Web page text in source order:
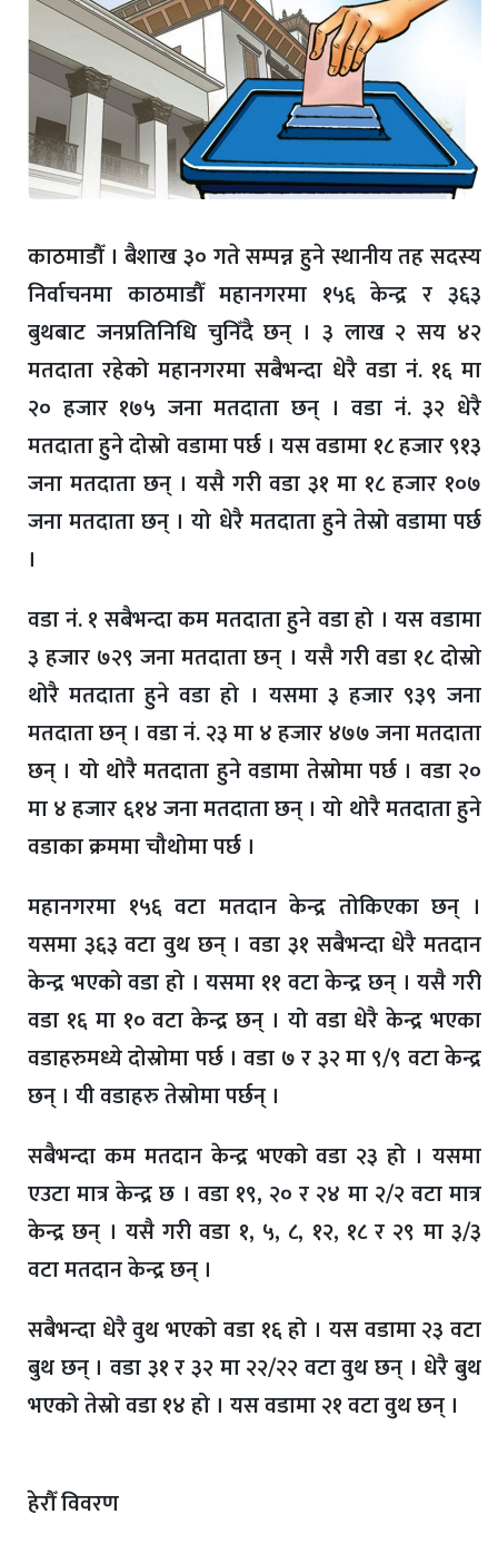
काठमाडौँ । बैशाख ३० गते सम्पन्न हुने स्थानीय तह सदस्य
निर्वाचनमा काठमाडौँ महानगरमा १५६ केन्द्र र ३६३
बुथबाट जनप्रतिनिधि चुनिँदै छन् । ३ लाख २ सय ४२
मतदाता रहेको महानगरमा सबैभन्दा धेरै वडा नं. १६ मा
२० हजार १७५ जना मतदाता छन् । वडा नं. ३२ धेरै
मतदाता हुने दोस्रो वडामा पर्छ । यस वडामा १८ हजार ९१३
जना मतदाता छन् । यसै गरी वडा ३१ मा १८ हजार १०७
जना मतदाता छन् । यो धेरै मतदाता हुने तेस्रो वडामा पर्छ
।
वडा नं. १ सबैभन्दा कम मतदाता हुने वडा हो । यस वडामा
३ हजार ७२९ जना मतदाता छन् । यसै गरी वडा १८ दोस्रो
थोरै मतदाता हुने वडा हो । यसमा ३ हजार ९३९ जना
मतदाता छन् । वडा नं. २३ मा ४ हजार ४७७ जना मतदाता
छन् । यो थोरै मतदाता हुने वडामा तेस्रोमा पर्छ । वडा २०
मा ४ हजार ६१४ जना मतदाता छन् । यो थोरै मतदाता हुने
वडाका क्रममा चौथोमा पर्छ ।
महानगरमा १५६ वटा मतदान केन्द्र तोकिएका छन् ।
यसमा ३६३ वटा वुथ छन् । वडा ३१ सबैभन्दा धेरै मतदान
केन्द्र भएको वडा हो । यसमा ११ वटा केन्द्र छन् । यसै गरी
वडा १६ मा १० वटा केन्द्र छन् । यो वडा धेरै केन्द्र भएका
वडाहरुमध्ये दोस्रोमा पर्छ । वडा ७ र ३२ मा ९/९ वटा केन्द्र
छन् । यी वडाहरु तेस्रोमा पर्छन् ।
सबैभन्दा कम मतदान केन्द्र भएको वडा २३ हो । यसमा
एउटा मात्र केन्द्र छ । वडा १९, २० र २४ मा २/२ वटा मात्र
केन्द्र छन् । यसै गरी वडा १, ५, ८, १२, १८ र २९ मा ३/३
वटा मतदान केन्द्र छन् ।
सबैभन्दा धेरै वुथ भएको वडा १६ हो । यस वडामा २३ वटा
बुथ छन् । वडा ३१ र ३२ मा २२/२२ वटा वुथ छन् । धेरै बुथ
भएको तेस्रो वडा १४ हो । यस वडामा २१ वटा वुथ छन् ।
हेरौँ विवरण